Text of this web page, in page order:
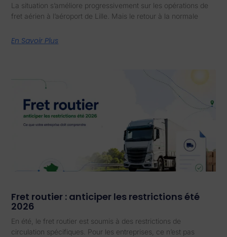
La situation s’améliore progressivement sur les opérations de
fret aérien à l’aéroport de Lille. Mais le retour à la normale
En Savoir Plus
Fret routier : anticiper les restrictions été
2026
En été, le fret routier est soumis à des restrictions de
circulation spécifiques. Pour les entreprises, ce n’est pas